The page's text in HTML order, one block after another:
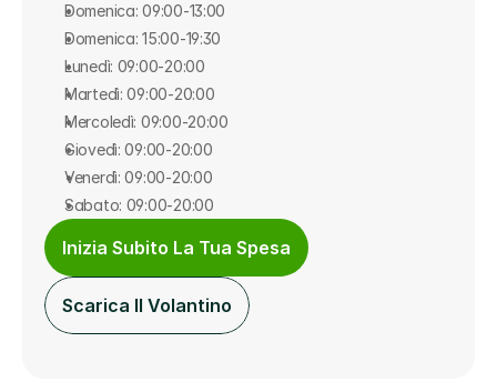
Domenica: 09:00-13:00
Domenica: 15:00-19:30
Lunedì: 09:00-20:00
Martedì: 09:00-20:00
Mercoledì: 09:00-20:00
Giovedì: 09:00-20:00
Venerdì: 09:00-20:00
Sabato: 09:00-20:00
Inizia Subito La Tua Spesa
Scarica Il Volantino